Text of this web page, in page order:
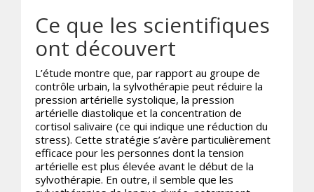
Ce que les scientifiques
ont découvert
L’étude montre que, par rapport au groupe de
contrôle urbain, la sylvothérapie peut réduire la
pression artérielle systolique, la pression
artérielle diastolique et la concentration de
cortisol salivaire (ce qui indique une réduction du
stress). Cette stratégie s’avère particulièrement
efficace pour les personnes dont la tension
artérielle est plus élevée avant le début de la
sylvothérapie. En outre, il semble que les